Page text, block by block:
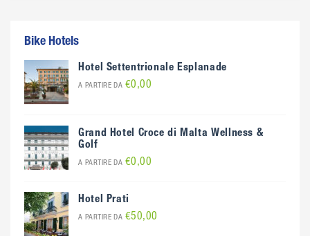
Bike Hotels
Hotel Settentrionale Esplanade
A PARTIRE DA €0,00
Grand Hotel Croce di Malta Wellness &
Golf
A PARTIRE DA €0,00
Hotel Prati
A PARTIRE DA €50,00